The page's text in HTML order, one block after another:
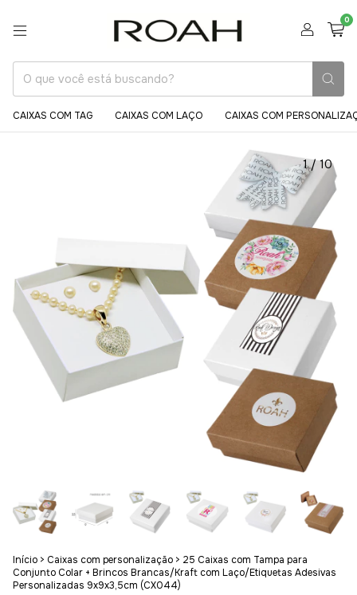
0
CAIXAS COM TAG CAIXAS COM LAÇO CAIXAS COM
1/10
Início > Caixas com personalização > 25 Caixas com Tampa para
Conjunto Colar + Brincos Brancas/Kraft com Laço/Etiquetas Adesivas
Personalizadas 9x9x3,5cm (CX044)